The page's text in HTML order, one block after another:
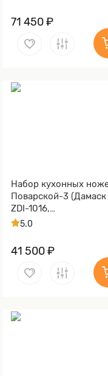
Алюминий)
71 450 ₽
Набор кухонных
Поварской-3 (Дамаск
ZDI-1016,
Стабилизированная
коричневая,
5.0
41 500 ₽